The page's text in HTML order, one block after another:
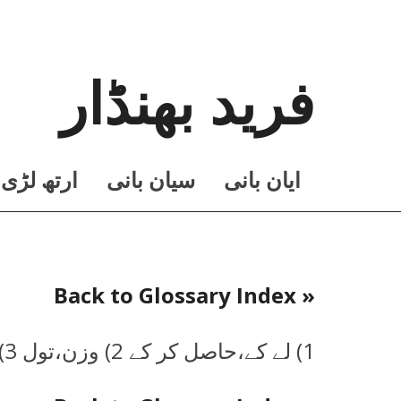
فرید بھنڈار
ايان بانی سيان بانی ارتھ لڑی
« Back to Glossary Index
1) لے کے،حاصل کر کے 2) وزن،تول 3) سوغات،تحفہ،بتی،پونی 4) وتر،نمی 5) کول،پاس